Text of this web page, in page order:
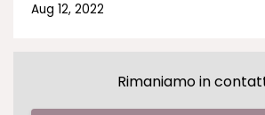
Aug 12, 2022
Rimaniamo in